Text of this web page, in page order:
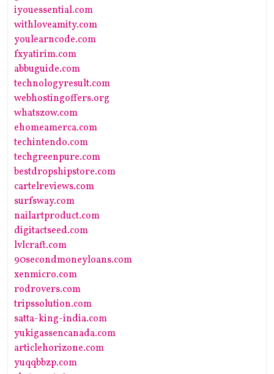
iyouessential.com
withloveamity.com
youlearncode.com
fxyatirim.com
abbuguide.com
technologyresult.com
webhostingoffers.org
whatszow.com
ehomeamerca.com
techintendo.com
techgreenpure.com
bestdropshipstore.com
cartelreviews.com
surfsway.com
nailartproduct.com
digitactseed.com
lvlcraft.com
90secondmoneyloans.com
xenmicro.com
rodrovers.com
tripssolution.com
satta-king-india.com
yukigassencanada.com
articlehorizone.com
yuqqbbzp.com